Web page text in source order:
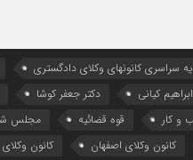
سراسری کانونهای وکلای دادگستری
کیانی دکتر جعفر کوشا
و کار قوه قضائیه مجلس
کانون وکلای اصفهان کانون وکلای